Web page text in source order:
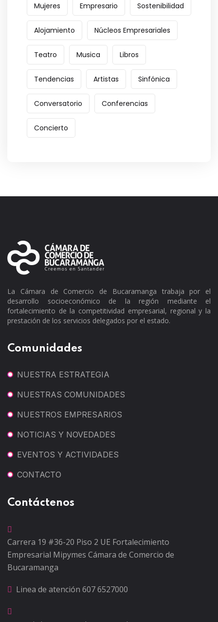
Mujeres Empresario Sostenibilidad
Alojamiento Núcleos Empresariales
Teatro Musica Libros
Tendencias Artistas Sinfónica
Conversatorio Conferencias
Concierto
La Cámara de Comercio de Bucaramanga trabaja por el
desarrollo socioeconómico de la región mediante el
fortalecimiento de la competitividad empresarial, regional y la
prestación de los servicios delegados por el estado.
Comunidades
NUESTRA ESTRATEGIA
NUESTRAS COMUNIDADES
NUESTROS EMPRESARIOS
NOTICIAS Y NOVEDADES
EVENTOS Y ACTIVIDADES
CONTACTO
Contáctenos
Carrera 19 #36-20 Piso 2 UE Fortalecimiento
Empresarial Mipymes Cámara de Comercio de
Bucaramanga
Linea de atención 607 6527000